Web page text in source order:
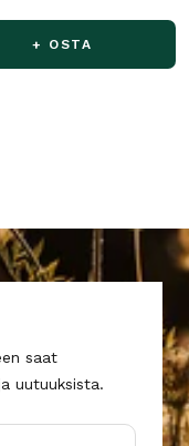
+ OSTA
saat
uutuuksista.